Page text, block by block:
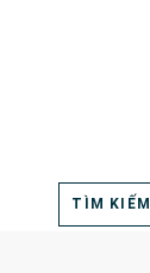
TÌM KIẾM